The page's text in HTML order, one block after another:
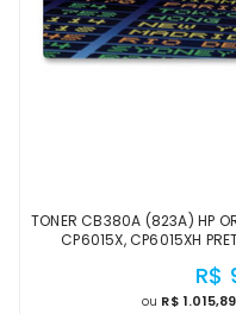
TONER CB380A (823A) HP
CP6015X, CP6015XH
R$
ou R$ 1.015,89